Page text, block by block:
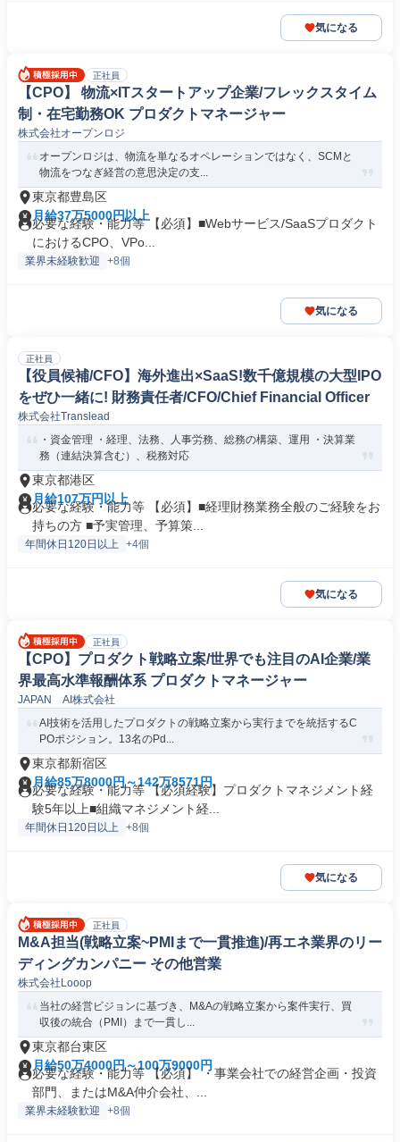
気になる
正社員
【CPO】 物流×ITスタートアップ企業/フレックスタイム
制・在宅勤務OK プロダクトマネージャー
株式会社オープンロジ
オープンロジは、物流を単なるオペレーションではなく、SCMと
物流をつなぎ経営の意思決定の支...
東京都豊島区
月給37万5000円以上
必要な経験・能力等 【必須】■Webサービス/SaaSプロダクト
におけるCPO、VPo...
業界未経験歓迎 +8個
気になる
正社員
【役員候補/CFO】海外進出×SaaS!数千億規模の大型IPO
をぜひ一緒に! 財務責任者/CFO/Chief Financial Officer
株式会社Translead
・資金管理 ・経理、法務、人事労務、総務の構築、運用 ・決算業
務（連結決算含む）、税務対応
東京都港区
月給107万円以上
必要な経験・能力等 【必須】■経理財務業務全般のご経験をお
持ちの方 ■予実管理、予算策...
年間休日120日以上 +4個
気になる
正社員
【CPO】プロダクト戦略立案/世界でも注目のAI企業/業
界最高水準報酬体系 プロダクトマネージャー
JAPAN AI株式会社
AI技術を活用したプロダクトの戦略立案から実行までを統括するC
POポジション。13名のPd...
東京都新宿区
月給85万8000円～142万8571円
必要な経験・能力等 【必須経験】プロダクトマネジメント経
験5年以上■組織マネジメント経...
年間休日120日以上 +8個
気になる
正社員
M&A担当(戦略立案~PMIまで一貫推進)/再エネ業界のリー
ディングカンパニー その他営業
株式会社Looop
当社の経営ビジョンに基づき、M&Aの戦略立案から案件実行、買
収後の統合（PMI）まで一貫し...
東京都台東区
月給50万4000円～100万9000円
必要な経験・能力等 【必須】 ・事業会社での経営企画・投資
部門、またはM&A仲介会社、...
業界未経験歓迎 +8個